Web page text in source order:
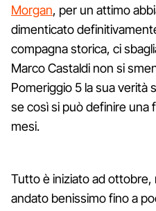
Morgan, per un attimo
dimenticato
compagna storica, ci
Marco Castaldi non si
Pomeriggio 5 la sua verità
se così si può definire una
mesi.
Tutto è iniziato ad ottobre,
andato benissimo fino a